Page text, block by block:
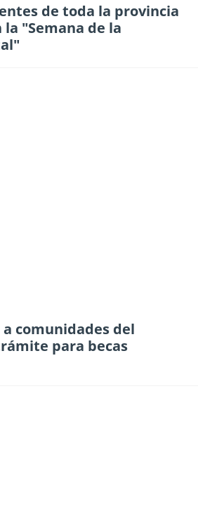
de toda la provincia
"Semana de la
comunidades del
para becas